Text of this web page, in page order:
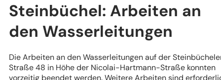
Steinbüchel: Arbeiten an
den Wasserleitungen
Die Arbeiten an den Wasserleitungen auf der
Straße 48 in Höhe der Nicolai-Hartmann-Straße konnten